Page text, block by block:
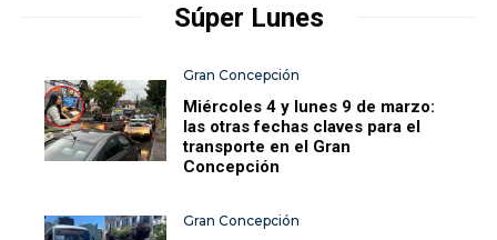
Súper Lunes
Gran Concepción
Miércoles 4 y lunes 9 de marzo:
las otras fechas claves para el
transporte en el Gran
Concepción
Gran Concepción